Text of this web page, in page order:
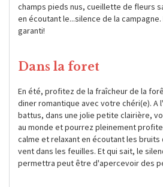
champs pieds nus, cueillette de fleurs
en écoutant le...silence de la
garanti!
Dans la foret
En été, profitez de la fraîcheur de la
diner romantique avec votre chéri(e). A
battus, dans une jolie petite clairière,
au monde et pourrez pleinement
calme et relaxant en écoutant les
vent dans les feuilles. Et qui sait, le
permettra peut être d'apercevoir des